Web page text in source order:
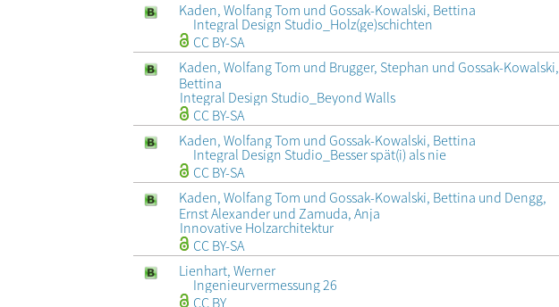
Kaden, Wolfang Tom und Gossak-Kowalski, Bettina
Integral Design Studio_Holz(ge)schichten
CC BY-SA
Kaden, Wolfang Tom und Brugger, Stephan und Gossak-Kowalski,
Bettina
Integral Design Studio_Beyond Walls
CC BY-SA
Kaden, Wolfang Tom und Gossak-Kowalski, Bettina
Integral Design Studio_Besser spät(i) als nie
CC BY-SA
Kaden, Wolfang Tom und Gossak-Kowalski, Bettina und Dengg,
Ernst Alexander und Zamuda, Anja
Innovative Holzarchitektur
CC BY-SA
Lienhart, Werner
Ingenieurvermessung 26
CC BY